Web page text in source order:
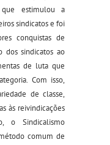
que estimulou a
sindicatos e foi
conquistas de
dos sindicatos ao
de luta que
Com isso,
de classe,
às reivindicações
o Sindicalismo
comum de